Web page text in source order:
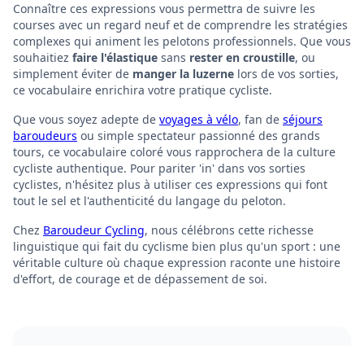
Connaître ces expressions vous permettra de suivre les
courses avec un regard neuf et de comprendre les stratégies
complexes qui animent les pelotons professionnels. Que vous
souhaitiez faire l'élastique sans rester en croustille, ou
simplement éviter de manger la luzerne lors de vos sorties,
ce vocabulaire enrichira votre pratique cycliste.
Que vous soyez adepte de voyages à vélo, fan de séjours
baroudeurs ou simple spectateur passionné des grands
tours, ce vocabulaire coloré vous rapprochera de la culture
cycliste authentique. Pour pariter 'in' dans vos sorties
cyclistes, n'hésitez plus à utiliser ces expressions qui font
tout le sel et l'authenticité du langage du peloton.
Chez Baroudeur Cycling, nous célébrons cette richesse
linguistique qui fait du cyclisme bien plus qu'un sport : une
véritable culture où chaque expression raconte une histoire
d'effort, de courage et de dépassement de soi.